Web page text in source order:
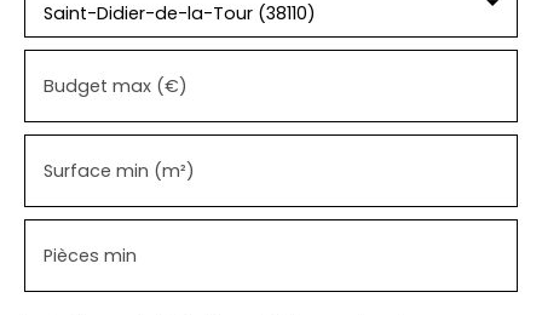
Saint-Didier-de-la-Tour (38110)
Budget max (€)
Surface min (m²)
Pièces min